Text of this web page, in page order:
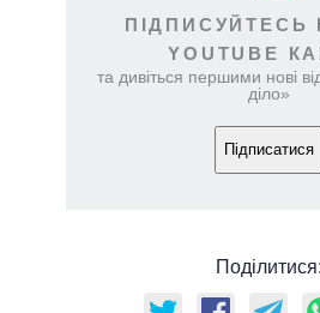
ПІДПИСУЙТЕСЬ
YOUTUBE
та дивіться першими нові
діло»
Підписатися
Поділитися: